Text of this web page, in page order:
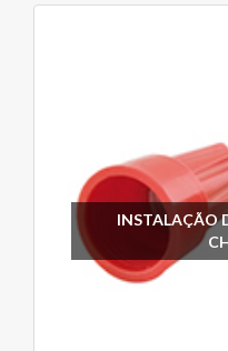
INSTALAÇÃO